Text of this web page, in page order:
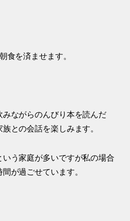
食を済ませます。
ながらのんびり本を読んだ
との会話を楽しみます。
う家庭が多いですが私の場合
が過ごせています。